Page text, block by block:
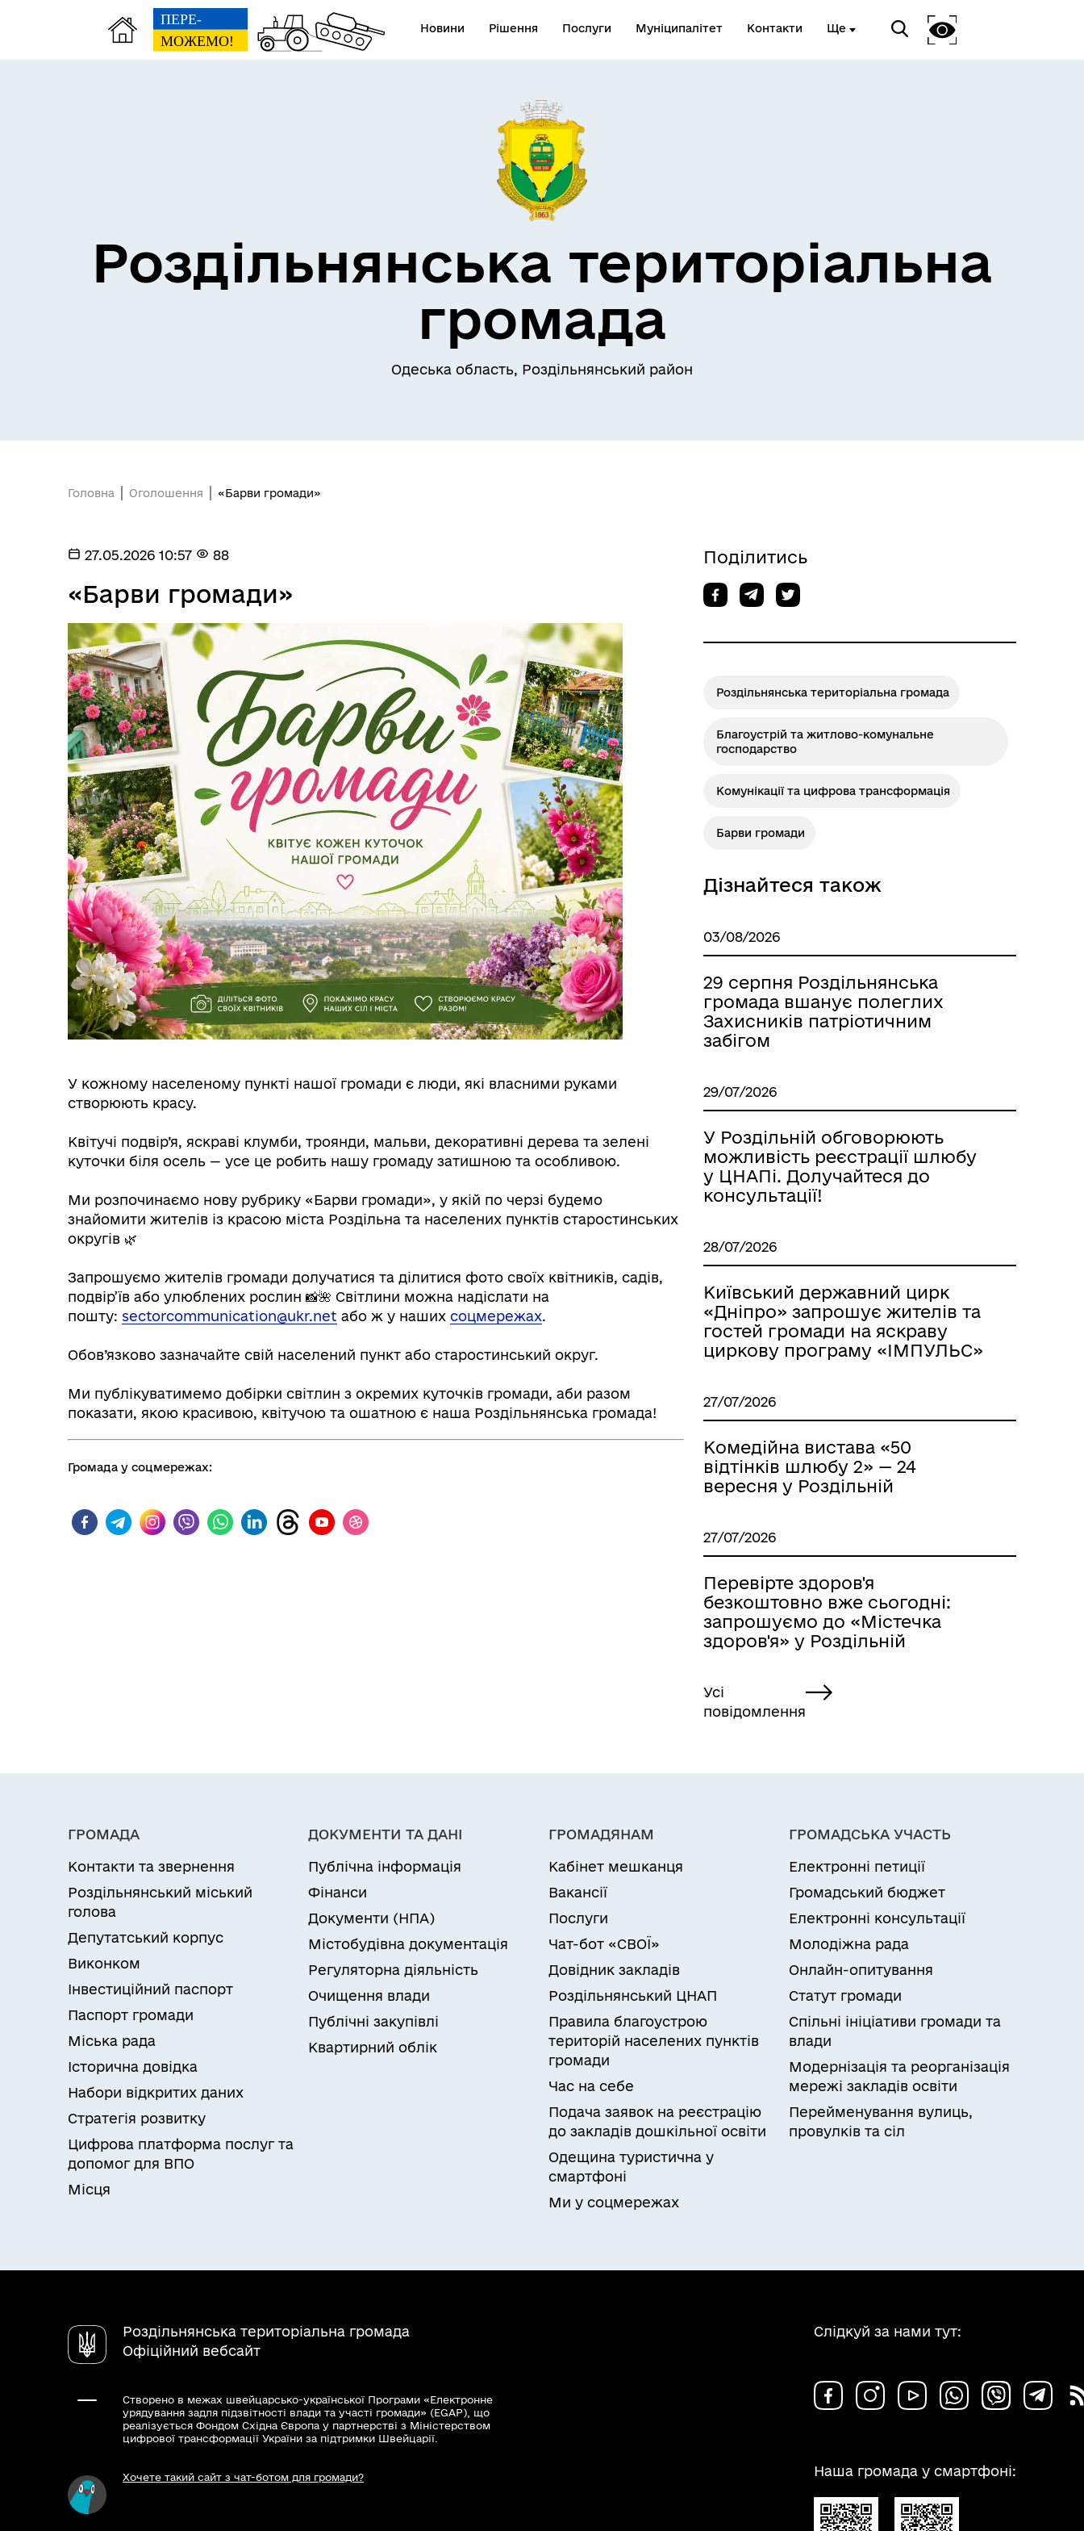
Новини Рішення Послуги Муніципалітет Контакти Ще
Засідання виконавчого
Трансляції
Графіки прийому громадян
Колегіальні органи (ради,
Гендерна рівність
Інформаційна безпека та
технічний захист інформації
Пам’яті військових громади
Квитки на потяг для
Книга пам'яті полеглих за
Україну
Військовослужбовцям,
ветеранам та їхнім родинам
Електронна черга в ТЦК
Розклад автобусів Одеса-
Лиманське
Роздільнянська територіальна
громада
Одеська область, Роздільнянський район
Головна Оголошення «Барви громади»
27.05.2026 10:57 88
«Барви громади»
У кожному населеному пункті нашої громади є люди, які власними руками
створюють красу.
Квітучі подвір’я, яскраві клумби, троянди, мальви, декоративні дерева та зелені
куточки біля осель — усе це робить нашу громаду затишною та особливою.
Ми розпочинаємо нову рубрику «Барви громади», у якій по черзі будемо
знайомити жителів із красою міста Роздільна та населених пунктів старостинських
округів 🌿
Запрошуємо жителів громади долучатися та ділитися фото своїх квітників, садів,
подвір’їв або улюблених рослин 📸🌺 Світлини можна надіслати на
пошту: sectorcommunication@ukr.net або ж у наших соцмережах.
Обов’язково зазначайте свій населений пункт або старостинський округ.
Ми публікуватимемо добірки світлин з окремих куточків громади, аби разом
показати, якою красивою, квітучою та ошатною є наша Роздільнянська громада!
Громада у соцмережах:
Поділитись
Роздільнянська територіальна громада
Благоустрій та житлово-комунальне
господарство
Комунікації та цифрова трансформація
Барви громади
Дізнайтеся також
03/08/2026
29 серпня Роздільнянська
громада вшанує полеглих
Захисників патріотичним
забігом
29/07/2026
У Роздільній обговорюють
можливість реєстрації шлюбу
у ЦНАПі. Долучайтеся до
консультації!
28/07/2026
Київський державний цирк
«Дніпро» запрошує жителів та
гостей громади на яскраву
циркову програму «ІМПУЛЬС»
27/07/2026
Комедійна вистава «50
відтінків шлюбу 2» — 24
вересня у Роздільній
27/07/2026
Перевірте здоров'я
безкоштовно вже сьогодні:
запрошуємо до «Містечка
здоров'я» у Роздільній
Усі
повідомлення
ГРОМАДА
Контакти та звернення
Роздільнянський міський
голова
Депутатський корпус
Виконком
Інвестиційний паспорт
Паспорт громади
Міська рада
Історична довідка
Набори відкритих даних
Стратегія розвитку
Цифрова платформа послуг та
допомог для ВПО
Місця
ДОКУМЕНТИ ТА ДАНІ
Публічна інформація
Фінанси
Документи (НПА)
Містобудівна документація
Регуляторна діяльність
Очищення влади
Публічні закупівлі
Квартирний облік
ГРОМАДЯНАМ
Кабінет мешканця
Вакансії
Послуги
Чат-бот «СВОЇ»
Довідник закладів
Роздільнянський ЦНАП
Правила благоустрою
територій населених пунктів
громади
Час на себе
Подача заявок на реєстрацію
до закладів дошкільної освіти
Одещина туристична у
смартфоні
Ми у соцмережах
ГРОМАДСЬКА УЧАСТЬ
Електронні петиції
Громадський бюджет
Електронні консультації
Молодіжна рада
Онлайн-опитування
Статут громади
Спільні ініціативи громади та
влади
Модернізація та реорганізація
мережі закладів освіти
Перейменування вулиць,
провулків та сіл
Роздільнянська територіальна громада
Офіційний вебсайт
Створено в межах швейцарсько-української Програми «Електронне
урядування задля підзвітності влади та участі громади» (EGAP), що
реалізується Фондом Східна Європа у партнерстві з Міністерством
цифрової трансформації України за підтримки Швейцарії.
Хочете такий сайт з чат-ботом для громади?
Слідкуй за нами тут:
Наша громада у смартфоні: